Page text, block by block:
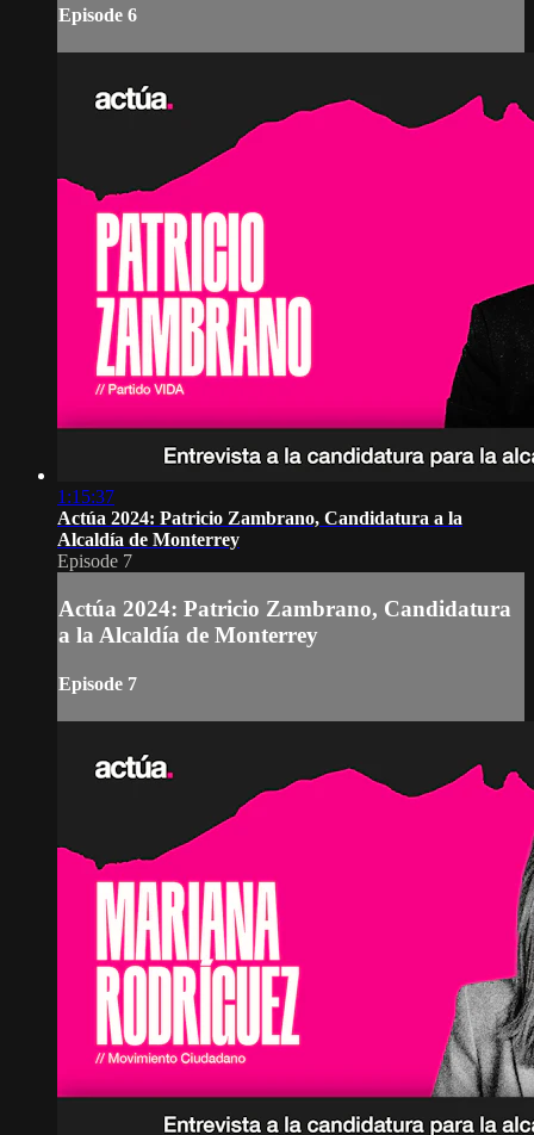
Episode 6
1:15:37
Actúa 2024: Patricio Zambrano, Candidatura a la
Alcaldía de Monterrey
Episode 7
Actúa 2024: Patricio Zambrano, Candidatura
a la Alcaldía de Monterrey
Episode 7